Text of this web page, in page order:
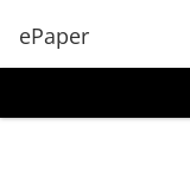
ePaper